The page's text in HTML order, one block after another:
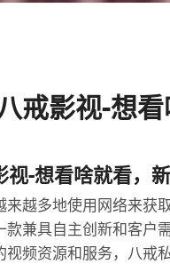
戒影视-想
视-想看啥就看，
来越多地使用网络来获
兼具自主创新和客户
频资源和服务，八戒